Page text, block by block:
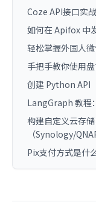
Coze API接口实
如何在 Apifox 中
轻松掌握外国人
手把手教你使用
创建 Python API
LangGraph 教程
构建自定义云存
（Synology/
Pix支付方式是什